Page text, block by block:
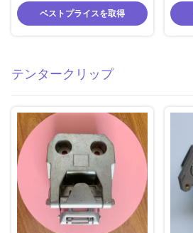
ベストプライスを取得
グ
テンタークリップ